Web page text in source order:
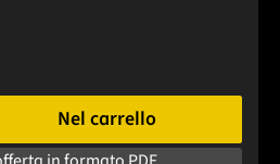
inserisci la quantità desiderata o
Nel carrello